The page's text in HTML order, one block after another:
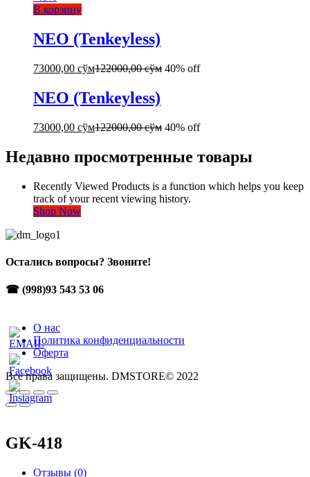
В корзину
NEO (Tenkeyless)
73000,00 сўм122000,00сўм 40% off
NEO (Tenkeyless)
73000,00 сўм122000,00сўм 40% off
Недавно просмотренные товары
Recently Viewed Products is a function which helps you keep
track of your recent viewing history.
Shop Now
Остались вопросы? Звоните!
☎ (998)93 543 53 06
О нас
Политика конфиденциальности
Оферта
Все права защищены. DMSTORE© 2022
GK-418
Отзывы (0)